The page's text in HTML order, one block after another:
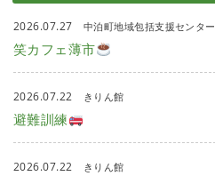
2026.07.27 中泊町地域包括支援センター
笑カフェ薄市
2026.07.22 きりん館
避難訓練
2026.07.22 きりん館